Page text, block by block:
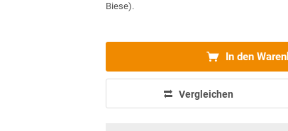
Biese).
In den
Vergleichen